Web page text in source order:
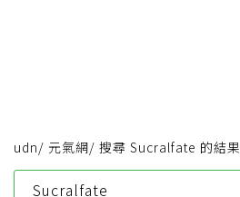
udn/ 元氣網/ 搜尋 Sucralfate 的結果